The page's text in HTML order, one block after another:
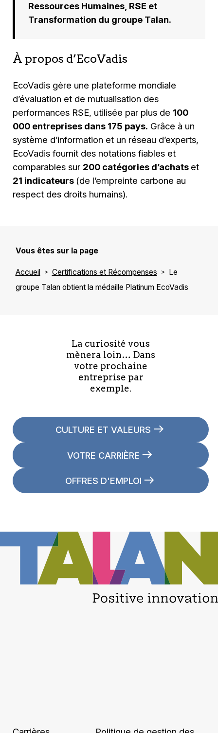
Ressources Humaines, RSE et
Transformation du groupe Talan.
À propos d’EcoVadis
EcoVadis gère une plateforme mondiale
d’évaluation et de mutualisation des
performances RSE, utilisée par plus de 100
000 entreprises dans 175 pays. Grâce à un
système d’information et un réseau d’experts,
EcoVadis fournit des notations fiables et
comparables sur 200 catégories d’achats et
21 indicateurs (de l’empreinte carbone au
respect des droits humains).
Vous êtes sur la page
Accueil Certifications et Récompenses
Le
groupe Talan obtient la médaille Platinum EcoVadis
La curiosité vous
mènera loin… Dans
votre prochaine
entreprise par
exemple.
CULTURE ET VALEURS
VOTRE CARRIÈRE
OFFRES D'EMPLOI